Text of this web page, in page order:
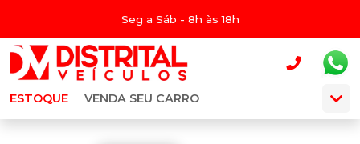
Seg a Sáb - 8h às 18h
ESTOQUE VENDA SEU CARRO